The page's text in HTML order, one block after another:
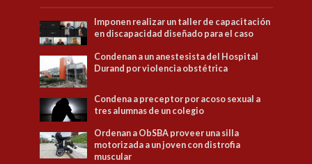
Imponen realizar un taller de capacitación
en discapacidad diseñado para el caso
Condenan a un anestesista del Hospital
Durand por violencia obstétrica
Condena a preceptor por acoso sexual a
tres alumnas de un colegio
Ordenan a ObSBA proveer una silla
motorizada a un joven con distrofia
muscular